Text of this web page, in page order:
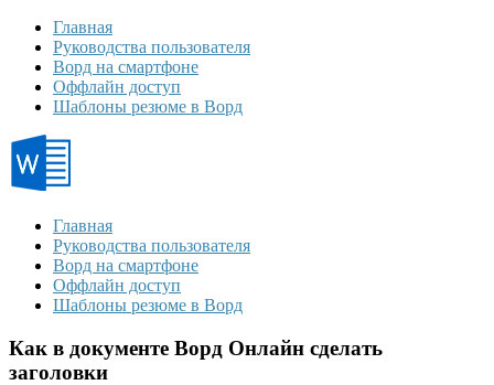
Главная
Руководства пользователя
Ворд на смартфоне
Оффлайн доступ
Шаблоны резюме в Ворд
Главная
Руководства пользователя
Ворд на смартфоне
Оффлайн доступ
Шаблоны резюме в Ворд
Как в документе Ворд Онлайн сделать
заголовки